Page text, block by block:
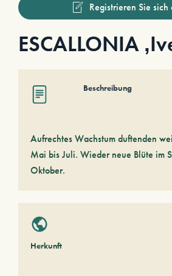
Registrieren Sie sich
ESCALLONIA
Beschreibung
Aufrechtes Wachstum duftenden
Mai bis Juli. Wieder neue Blüte im
Oktober.
Herkunft